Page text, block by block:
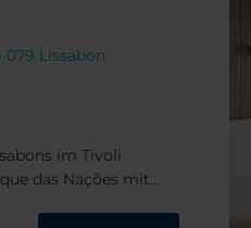
079 Lissabon
im Tivoli
das Nações mit